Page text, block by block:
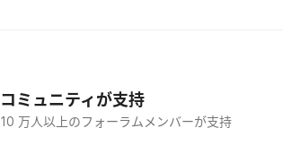
コミュニティが支持
10 万人以上のフォーラムメンバーが支持